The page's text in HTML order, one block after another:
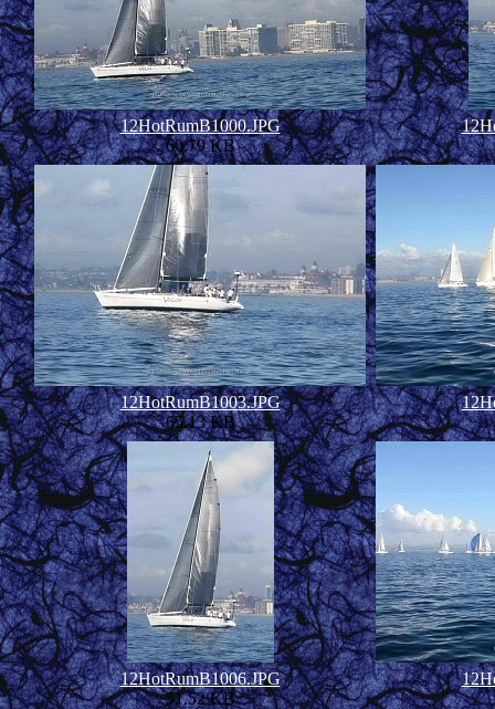
12HotRumB1000.JPG
60.79 KB
12HotRumB1003.JPG
65.13 KB
12HotRumB1006.JPG
51.52 KB